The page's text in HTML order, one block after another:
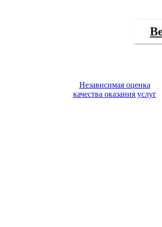
Независимая оценка
качества оказания услуг